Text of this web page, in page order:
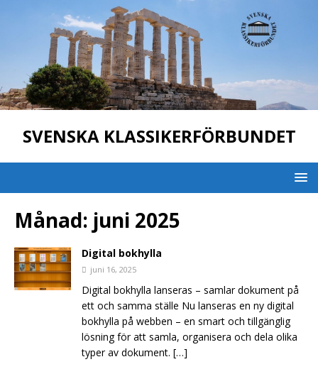
SVENSKA KLASSIKERFÖRBUNDET
Månad: juni 2025
Digital bokhylla
juni 16, 2025
Digital bokhylla lanseras – samlar dokument på
ett och samma ställe Nu lanseras en ny digital
bokhylla på webben – en smart och tillgänglig
lösning för att samla, organisera och dela olika
typer av dokument. […]